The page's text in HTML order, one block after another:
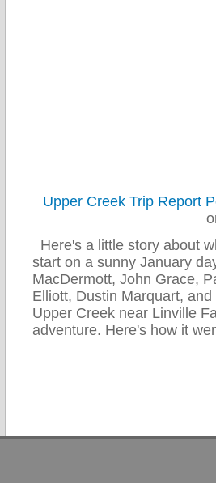
Upper Creek Trip Report
Here's a little story about
start on a sunny January
MacDermott, John Grace,
Elliott, Dustin Marquart,
Upper Creek near Linville
adventure. Here's how it